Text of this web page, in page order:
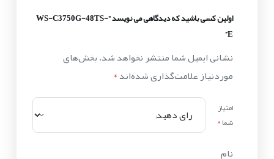
اولین کسی باشید که دیدگاهی می نویسد “WS-C3750G-48TS-
E”
نشانی ایمیل شما منتشر نخواهد شد.بخش‌های
موردنیاز علامت‌گذاری شده‌اند*
امتیاز
شما*
نام